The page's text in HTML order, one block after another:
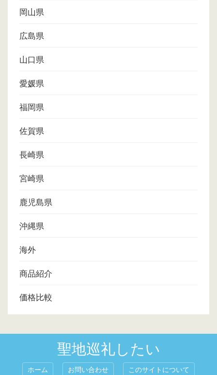
岡山県
広島県
山口県
愛媛県
福岡県
佐賀県
長崎県
宮崎県
鹿児島県
沖縄県
海外
商品紹介
価格比較
聖地巡礼したい
ホーム お問い合わせ このサイトについて